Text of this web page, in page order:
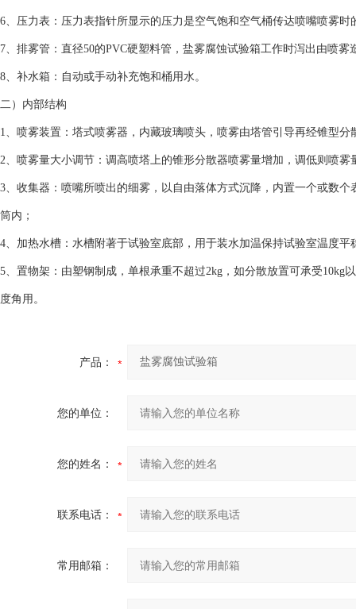
6、压力表：压力表指针所显示的压力是空气饱和空气桶传达喷嘴喷雾时
7、排雾管：直径50的PVC硬塑料管，盐雾腐蚀试验箱工作时泻出由喷
8、补水箱：自动或手动补充饱和桶用水。
二）内部结构
1、喷雾装置：塔式喷雾器，内藏玻璃喷头，喷雾由塔管引导再经锥型
2、喷雾量大小调节：调高喷塔上的锥形分散器喷雾量增加，调低则喷雾
3、收集器：喷嘴所喷出的细雾，以自由落体方式沉降，内置一个或数
筒内；
4、加热水槽：水槽附著于试验室底部，用于装水加温保持试验室温度平
5、置物架：由塑钢制成，单根承重不超过2kg，如分散放置可承受10kg
度角用。
产品：
您的单位：
您的姓名：
联系电话：
常用邮箱：